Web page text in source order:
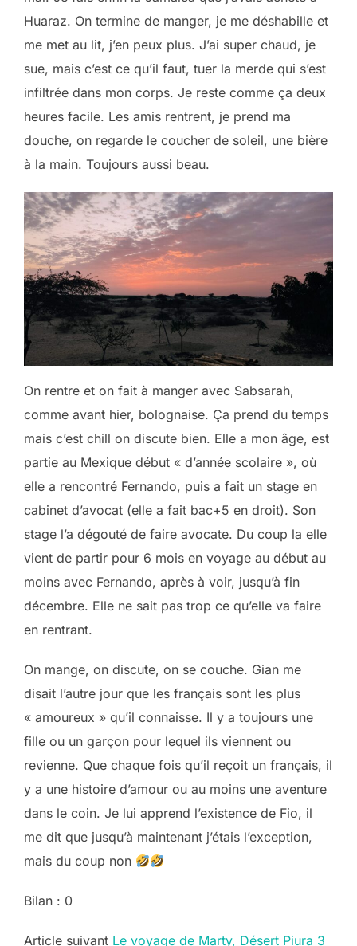
Huaraz. On termine de manger, je me déshabille et
me met au lit, j’en peux plus. J’ai super chaud, je
sue, mais c’est ce qu’il faut, tuer la merde qui s’est
infiltrée dans mon corps. Je reste comme ça deux
heures facile. Les amis rentrent, je prend ma
douche, on regarde le coucher de soleil, une bière
à la main. Toujours aussi beau.
On rentre et on fait à manger avec Sabsarah,
comme avant hier, bolognaise. Ça prend du temps
mais c’est chill on discute bien. Elle a mon âge, est
partie au Mexique début « d’année scolaire », où
elle a rencontré Fernando, puis a fait un stage en
cabinet d’avocat (elle a fait bac+5 en droit). Son
stage l’a dégouté de faire avocate. Du coup la elle
vient de partir pour 6 mois en voyage au début au
moins avec Fernando, après à voir, jusqu’à fin
décembre. Elle ne sait pas trop ce qu’elle va faire
en rentrant.
On mange, on discute, on se couche. Gian me
disait l’autre jour que les français sont les plus
« amoureux » qu’il connaisse. Il y a toujours une
fille ou un garçon pour lequel ils viennent ou
revienne. Que chaque fois qu’il reçoit un français, il
y a une histoire d’amour ou au moins une aventure
dans le coin. Je lui apprend l’existence de Fio, il
me dit que jusqu’à maintenant j’étais l’exception,
mais du coup non
Bilan : 0
Article suivant Le voyage de Marty, Désert Piura 3